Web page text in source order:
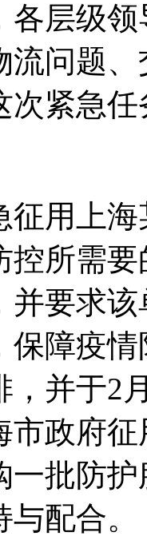
各层级
流问题
次紧急
征用上
控所需
并要求
保障疫
，并于2
市政府
一批防
配合。